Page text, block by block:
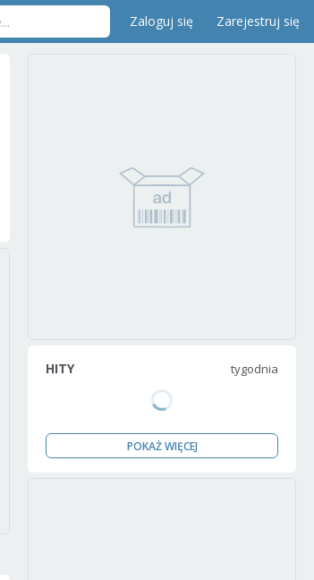
Zaloguj się Zarejestruj się
HITY tygodnia
POKAŻ WIĘCEJ